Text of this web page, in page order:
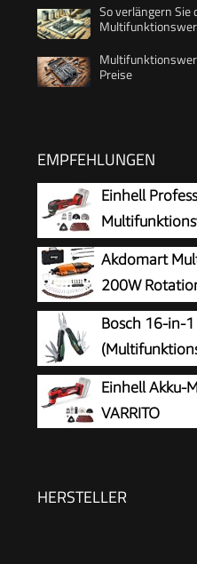
So verlängern Sie
Preise
EMPFEHLUNGEN
Einhell
BL-Solo
Akdomart
200W
Bosch 16-in-
Heimwerken,
Edelstahl;
Funktionen: Zange;
Einhell Akku-
VARRITO
HERSTELLER